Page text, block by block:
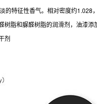
的特征性香气。相对密度约
树脂和脲醛树脂的润滑剂，油漆添
剂